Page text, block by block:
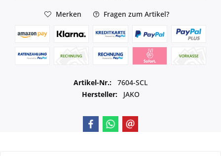
Merken Fragen zum Artikel?
Artikel-Nr.:
7604-SCL
Hersteller:
JAKO